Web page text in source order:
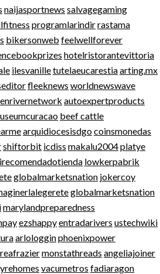
naijasportnews salvagegaming
programlarindirrastama
bikersonweb feelwellforever
hotelristorantevittoria
ilesvanilletutelaeucarestiaarting.mx
fleeknews worldnewswave
autoexpertproducts
beef cattle
arquidiocesisdgocoinsmonedas
shiftorbit icdiss makalu2004platye
lowkerpabrik
globalmarketsnation jokercoy
globalmarketsnation
marylandpreparedness
ezshappyentradarivers ustechwiki
arlologginphoenixpower
monstathreads angeliajoiner
vacumetros fadiaragon